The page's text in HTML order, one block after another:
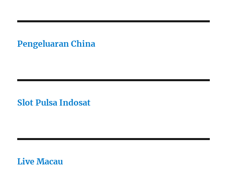
Pengeluaran China
Slot Pulsa Indosat
Live Macau